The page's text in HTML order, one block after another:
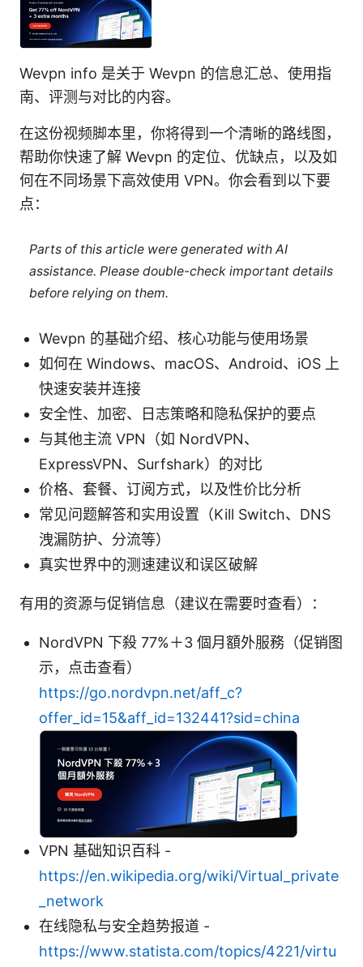
Wevpn info 是关于 Wevpn 的信息汇总、使用指
南、评测与对比的内容。
在这份视频脚本里，你将得到一个清晰的路线图，
帮助你快速了解 Wevpn 的定位、优缺点，以及如
何在不同场景下高效使用 VPN。你会看到以下要
点：
Parts of this article were generated with AI
assistance. Please double-check important details
before relying on them.
Wevpn 的基础介绍、核心功能与使用场景
如何在 Windows、macOS、Android、iOS 上
快速安装并连接
安全性、加密、日志策略和隐私保护的要点
与其他主流 VPN（如 NordVPN、
ExpressVPN、Surfshark）的对比
价格、套餐、订阅方式，以及性价比分析
常见问题解答和实用设置（Kill Switch、DNS
洩漏防护、分流等）
真实世界中的测速建议和误区破解
有用的资源与促销信息（建议在需要时查看）：
NordVPN 下殺 77%＋3 個月額外服務（促销图
示，点击查看）
https://go.nordvpn.net/aff_c?
offer_id=15&aff_id=132441?sid=china
VPN 基础知识百科 -
https://en.wikipedia.org/wiki/Virtual_private
_network
在线隐私与安全趋势报道 -
https://www.statista.com/topics/4221/virtu